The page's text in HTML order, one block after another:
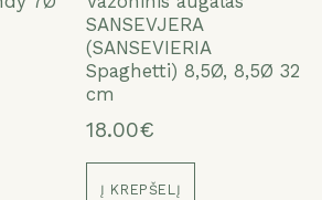
SANSEVJERA
(SANSEVIERIA
Spaghetti) 8,5Ø, 8,5Ø 32
cm
18.00€
Į KREPŠELĮ